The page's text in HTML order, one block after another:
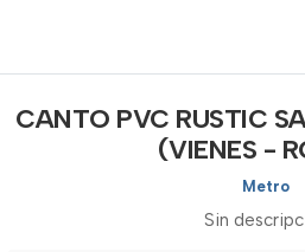
CANTO PVC RUSTIC
(VIENES -
Metro
Sin